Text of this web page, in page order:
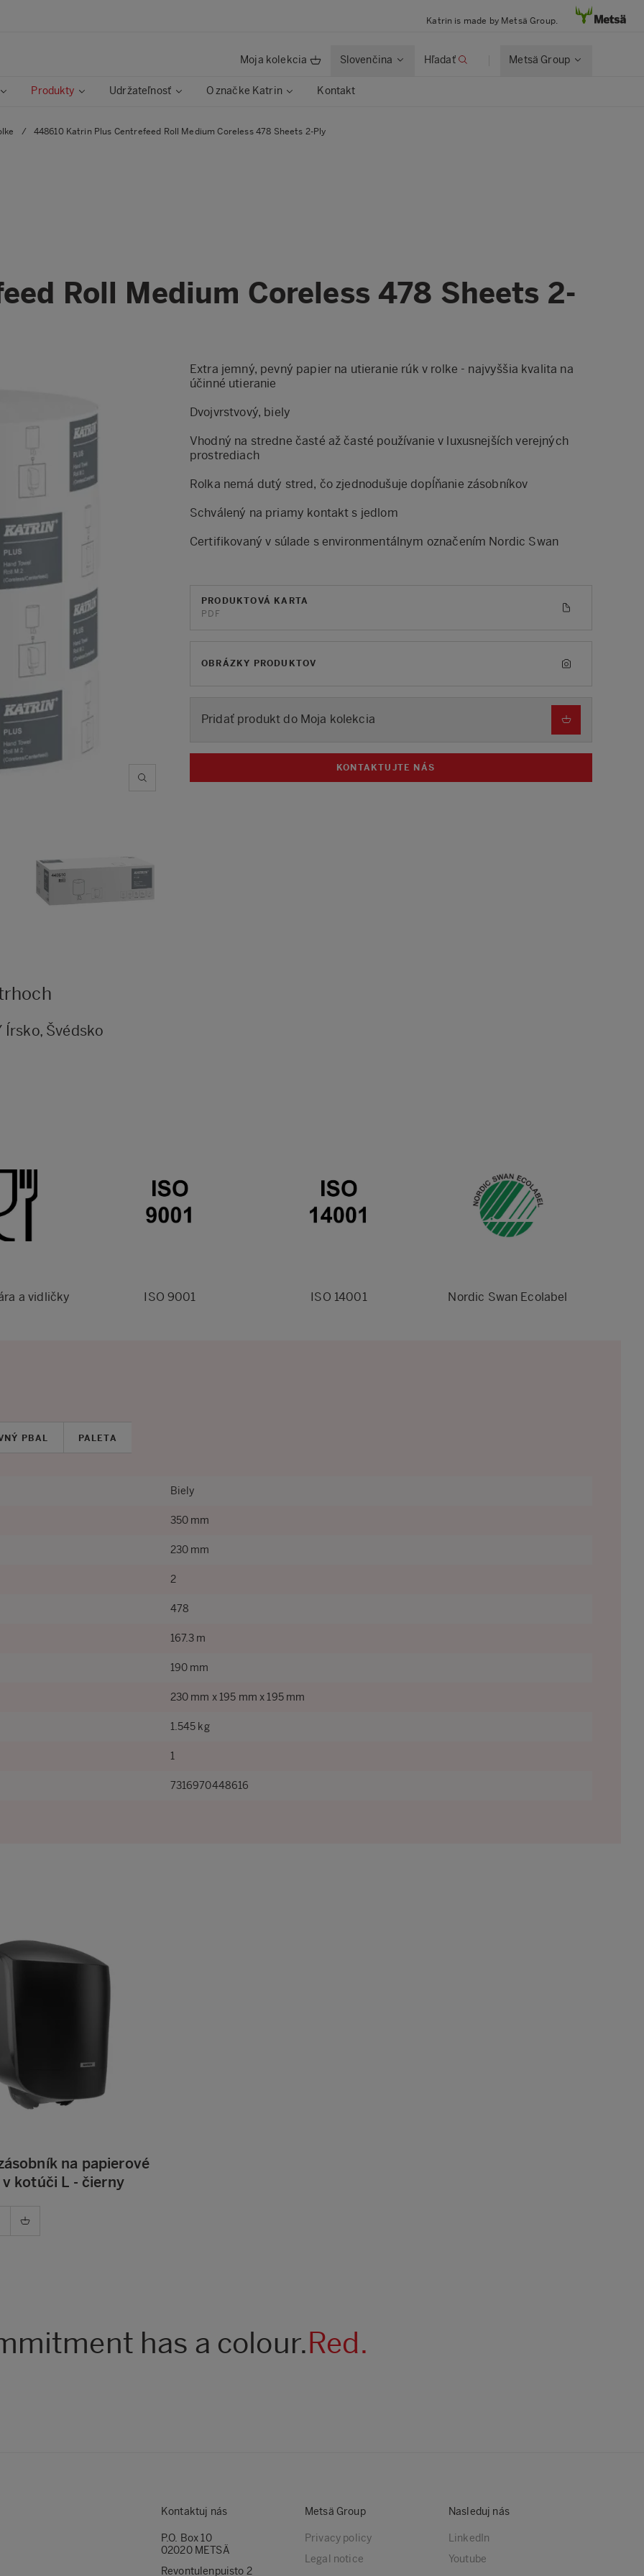
Katrin is made by Metsä Group.
Moja kolekcia Slovenčina Hľadať Metsä Group
Produkty Udržateľnosť O značke Katrin Kontakt
/ 448610 Katrin Plus Centrefeed Roll Medium Coreless 478 Sheets 2-Ply
Roll Medium Coreless 478 Sheets 2-
Extra jemný, pevný papier na utieranie rúk v rolke - najvyššia kvalita na
účinné utieranie
Dvojvrstvový, biely
Vhodný na stredne časté až časté používanie v luxusnejších verejných
prostrediach
Rolka nemá dutý stred, čo zjednodušuje dopĺňanie zásobníkov
Schválený na priamy kontakt s jedlom
Certifikovaný v súlade s environmentálnym označením Nordic Swan
PRODUKTOVÁ KARTA
PDF
OBRÁZKY PRODUKTOV
Pridať produkt do Moja kolekcia
KONTAKTUJTE NÁS
Švédsko
a vidličky ISO 9001 ISO 14001 Nordic Swan Ecolabel
PBAL PALETA
Biely
350 mm
230 mm
2
478
167.3 m
190 mm
230 mm x 195 mm x 195 mm
1.545 kg
1
7316970448616
na papierové
kotúči L - čierny
has a colour.Red.
Kontaktuj nás
P.O. Box 10
02020 METSÄ
Revontulenpuisto 2
Metsä Group
Privacy policy
Legal notice
Nasleduj nás
LinkedIn
Youtube